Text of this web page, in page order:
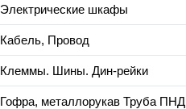
Электрические шкафы
Кабель, Провод
Клеммы. Шины. Дин-рейки
Гофра, металлорукав Труба ПНД